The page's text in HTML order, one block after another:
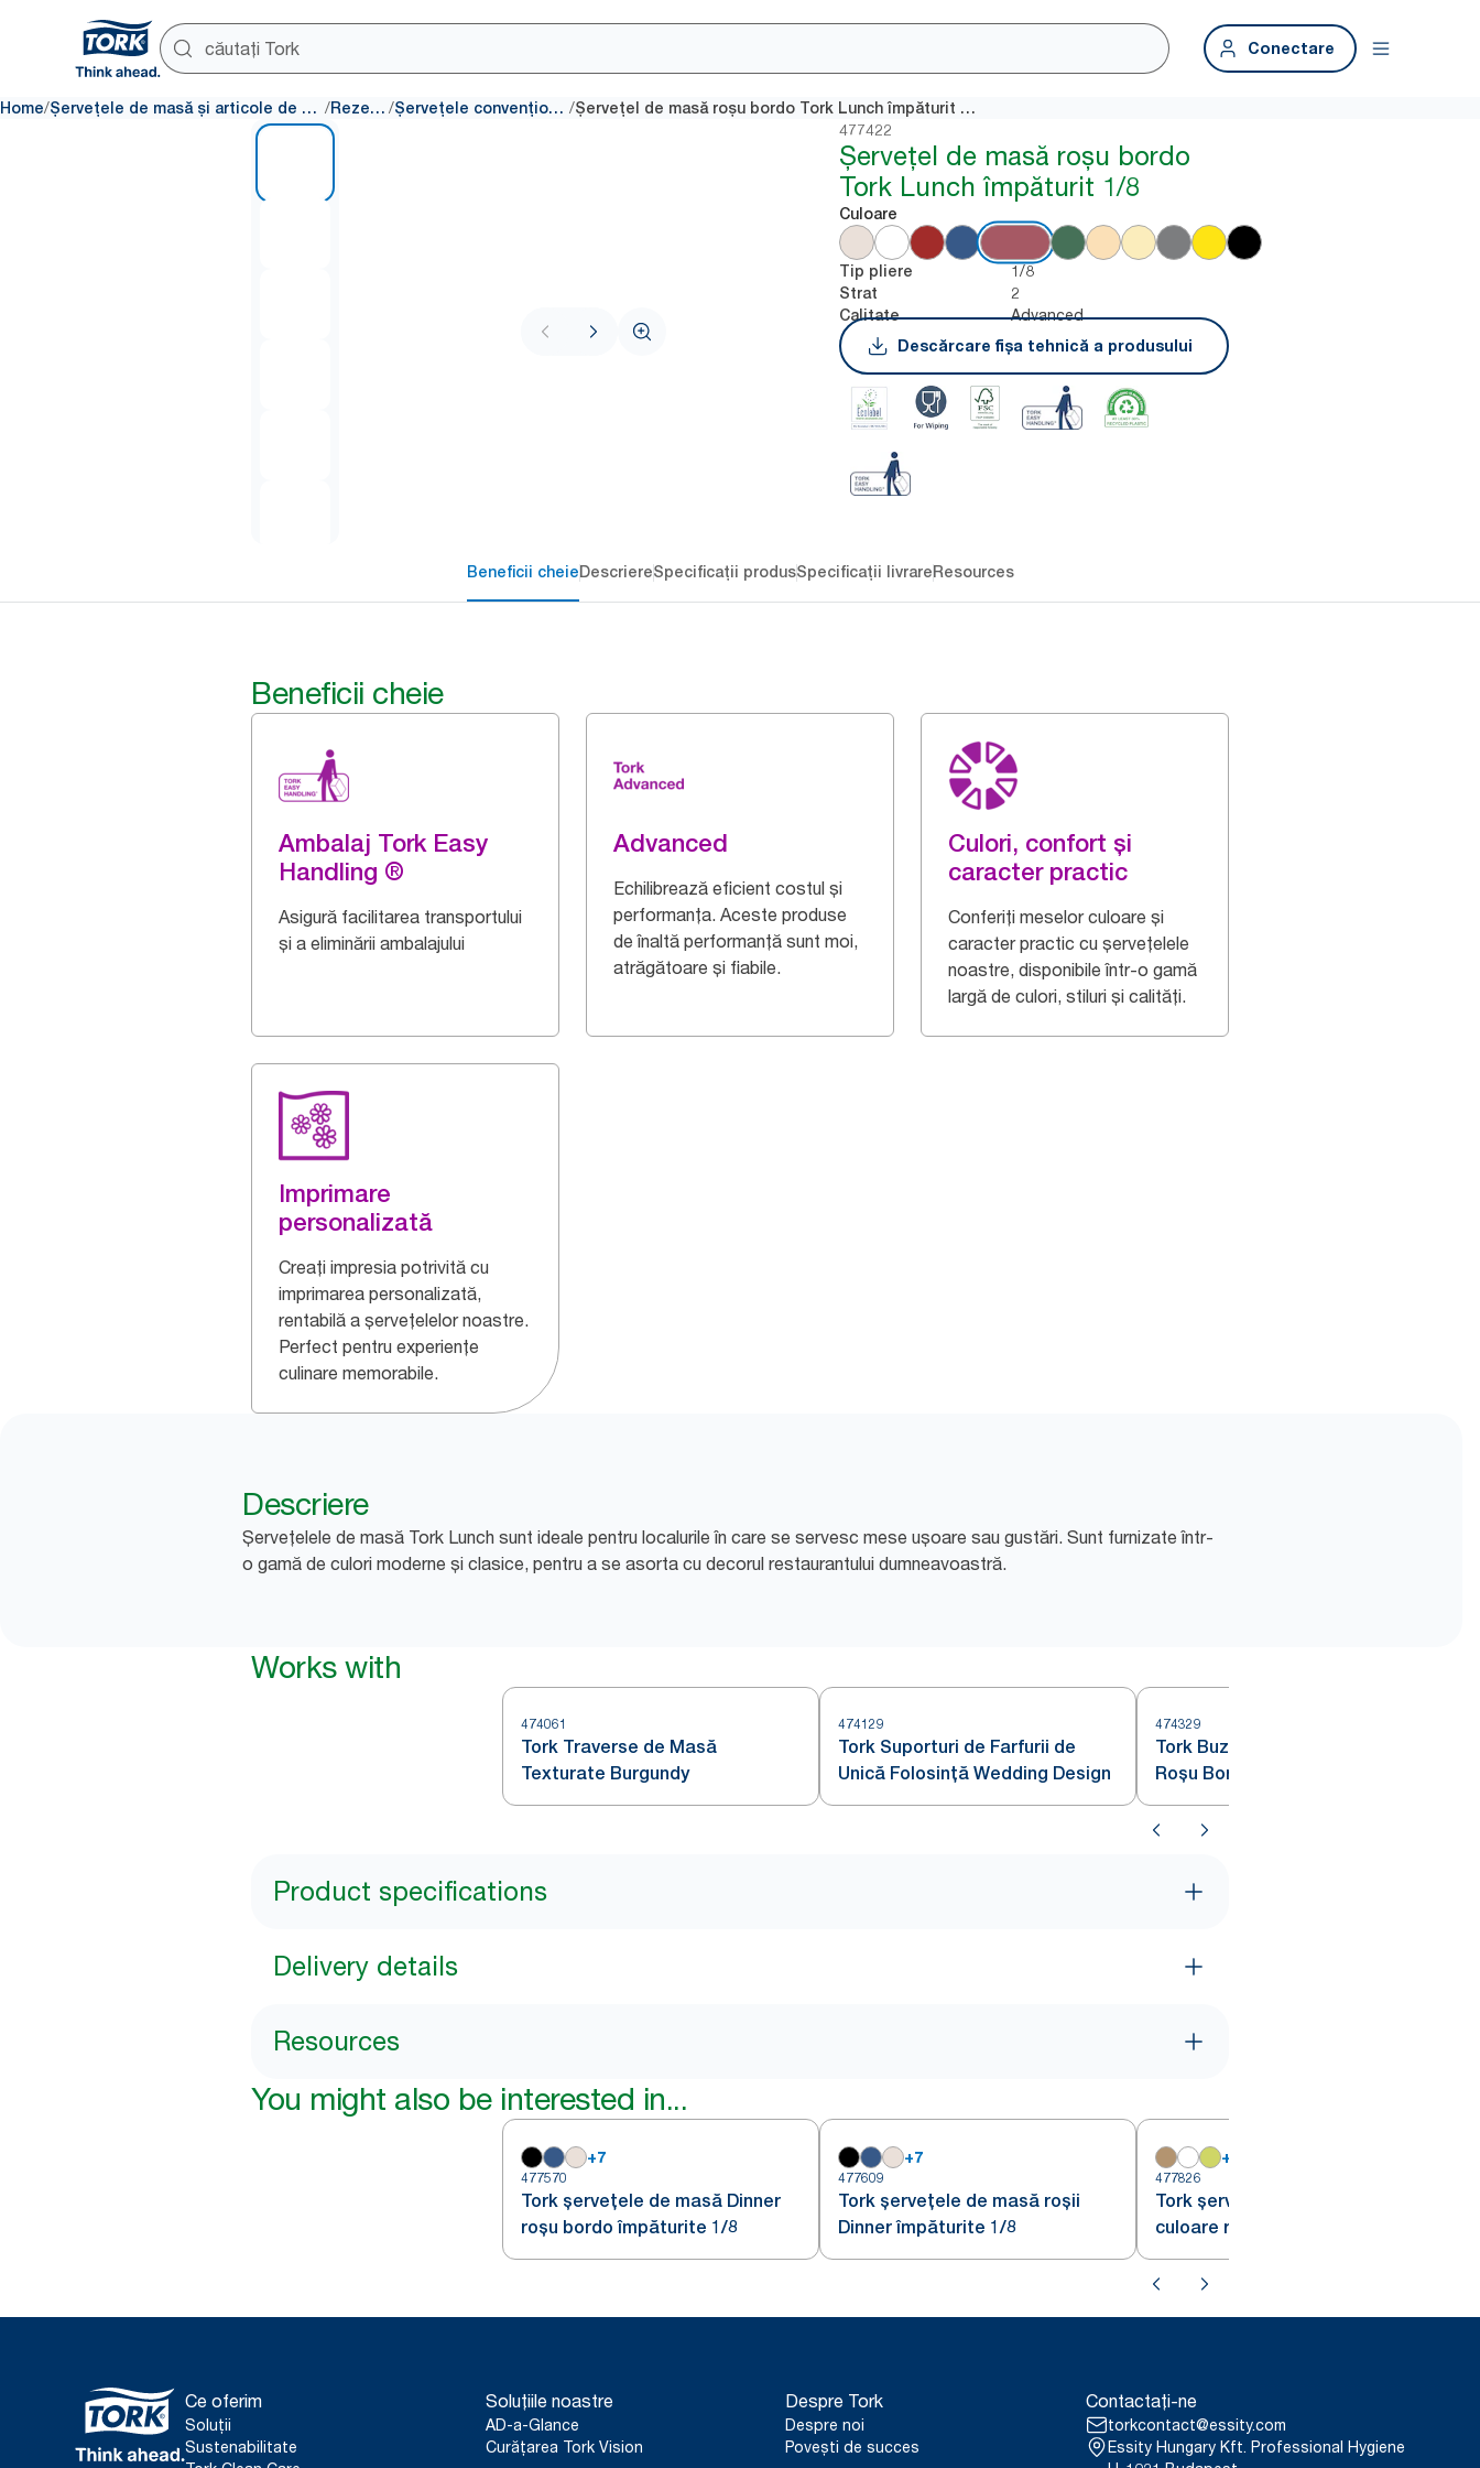
Conectare
Home/ Șervețele de masă și articole de masă / Rezerve / Șervețele convenționale / Șervețel de masă roșu bordo Tork Lunch împăturit 1/8
477422
Șervețel de masă roșu bordo
Tork Lunch împăturit 1/8
Culoare
Tip pliere 1/8
Strat 2
Calitate
Advanced
Descărcare fișa tehnică a produsului
Beneficii cheieDescriereSpecificații produsSpecificații livrareResources
Beneficii cheie
Ambalaj Tork Easy
Handling ®
Asigură facilitarea transportului
și a eliminării ambalajului
Advanced
Echilibrează eficient costul și
performanța. Aceste produse
de înaltă performanță sunt moi,
atrăgătoare și fiabile.
Culori, confort și
caracter practic
Conferiți meselor culoare și
caracter practic cu șervețelele
noastre, disponibile într-o gamă
largă de culori, stiluri și calități.
Imprimare
personalizată
Creați impresia potrivită cu
imprimarea personalizată,
rentabilă a șervețelelor noastre.
Perfect pentru experiențe
culinare memorabile.
Descriere
Șervețelele de masă Tork Lunch sunt ideale pentru localurile în care se servesc mese ușoare sau gustări. Sunt furnizate într-
o gamă de culori moderne și clasice, pentru a se asorta cu decorul restaurantului dumneavoastră.
Works with
474061
Tork Traverse de Masă
Texturate Burgundy
474129
Tork Suporturi de Farfurii de
Unică Folosință Wedding Design
474329
Tork Buzunar pentru Tacâmuri
Roșu Bordeaux de Înaltă
Calitate
Product specifications
Delivery details
Resources
You might also be interested in...
+7
477570
Tork șervețele de masă Dinner
roșu bordo împăturite 1/8
+7
477609
Tork șervețele de masă roșii
Dinner împăturite 1/8
+
477826
Tork șervețele de masă Cocktail
culoare roșu
Ce oferim
Soluții
Sustenabilitate
Soluțiile noastre
AD-a-Glance
Curățarea Tork Vision
Despre Tork
Despre noi
Povești de succes
Contactați-ne
torkcontact@essity.com
Essity Hungary Kft. Professional Hygiene